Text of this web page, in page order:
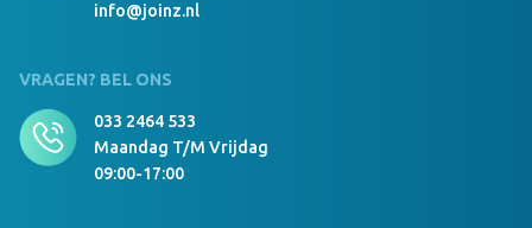
info@joinz.nl
VRAGEN? BEL ONS
033 2464 533
Maandag T/m Vrijdag
09:00-17:00